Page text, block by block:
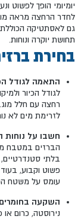
יומיומי הופך לפשוט
לחדר הרחצה מראה
גם לאסתטיקה
תחושת יוקרה ונוחות.
בחירת
התאמה לגודל
לגודל הכיור
רחצה עם חלל
לזרימת מים לא
חשבו על נוחות
הברזים במטבח
בלתי
פשוט וקבוע,
עומס על משטח
השקעה בחומרים
נירוסטה, כרום או